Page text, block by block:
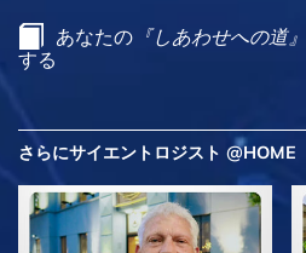
あなたの 『しあわせへの道』
する
さらにサイエントロジスト @HOME